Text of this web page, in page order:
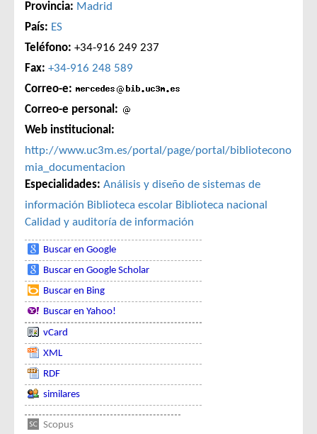
Provincia: Madrid
País: ES
Teléfono: +34-916 249 237
Fax: +34-916 248 589
Correo-e:
Correo-e personal:
Web institucional:
http://www.uc3m.es/portal/page/portal/bibliotecono
mia_documentacion
Especialidades: Análisis y diseño de sistemas de
información Biblioteca escolar Biblioteca nacional
Calidad y auditoría de información
Buscar en Google
Buscar en Google Scholar
Buscar en Bing
Buscar en Yahoo!
vCard
XML
RDF
similares
Scopus